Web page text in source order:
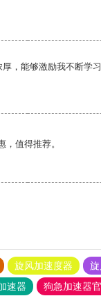
，能够激励我不断学
，值得推荐。
旋风加速度器
速器
狗急加速器